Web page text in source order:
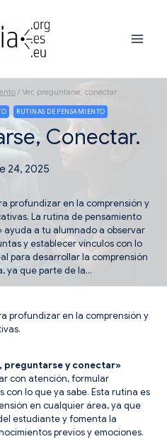
/ Ver, preguntarse, conectar.
RUTINAS DE PENSAMIENTO
Conectar.
24, 2025
profundizar en la comprensión y
La rutina de pensamiento
ayuda a tu alumnado a observar
y establecer vínculos con lo
para desarrollar la comprensión
ya que parte de la…
profundizar en la comprensión y
preguntarse y conectar»
con atención, formular
lo que ya sabe. Esta rutina es
en cualquier área, ya que
estudiante y fomenta la
previos y emociones.